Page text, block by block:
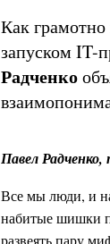
Как грамотно
запуском IT-
Радченко
Павел
Все мы люди, и
набитые шишки
развеять пару